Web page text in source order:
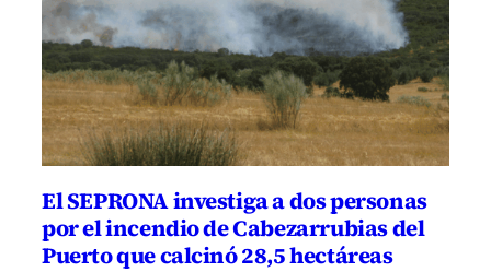
El SEPRONA investiga a dos personas
por el incendio de Cabezarrubias del
Puerto que calcinó 28,5 hectáreas